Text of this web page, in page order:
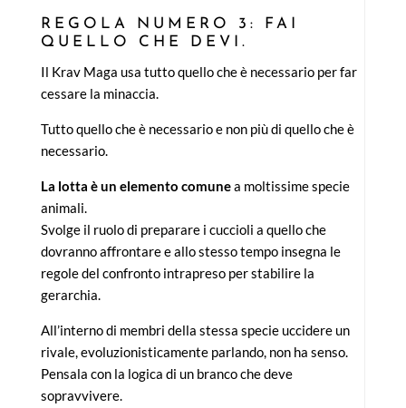
REGOLA NUMERO 3: FAI
QUELLO CHE DEVI.
Il Krav Maga usa tutto quello che è necessario per far
cessare la minaccia.
Tutto quello che è necessario e non più di quello che è
necessario.
La lotta è un elemento comunea moltissime specie
animali.
Svolge il ruolo di preparare i cuccioli a quello che
dovranno affrontare e allo stesso tempo insegna le
regole del confronto intrapreso per stabilire la
gerarchia.
All’interno di membri della stessa specie uccidere un
rivale, evoluzionisticamente parlando, non ha senso.
Pensala con la logica di un branco che deve
sopravvivere.